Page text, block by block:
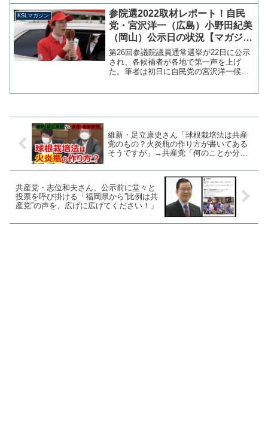
よると、昨年11月に立憲民主党熊本県連
から出馬要請を受けたこ...
KSLマガジン
参院選2022取材レポート！自民
党・宮沢洋一（広島）小野田紀美
（岡山）公示日の状況【マガジン
176号】
第26回参議院議員通常選挙が22日に公示
され、各候補者が各地で第一声を上げ
た。筆者は初日に自民党の宮沢洋一候補
維新・足立康史さん「球根栽培法は共産
党のもの？火炎瓶の作り方が書いてある
そうですが」→共産党「何のことか分か
た」
共産党・志位和夫さん、公示前に堂々と
投票を呼び掛ける「福岡県から”比例は共
産党”の声を、広げに広げてください！」